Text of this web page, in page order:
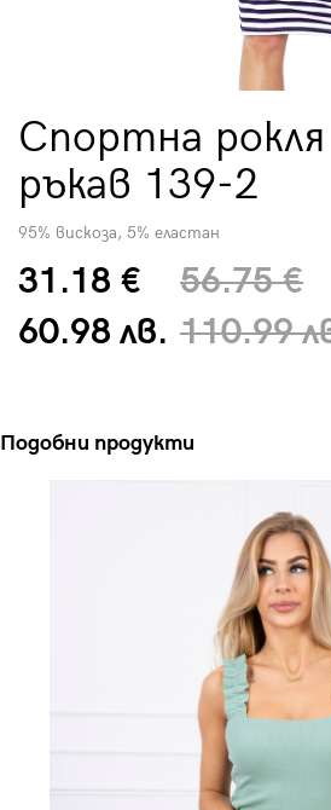
Спортна рокля
ръкав 139-2
95% вискоза, 5% еластан
31.18 €
60.98 лв.
56.75 €
110.99
Подобни продукти